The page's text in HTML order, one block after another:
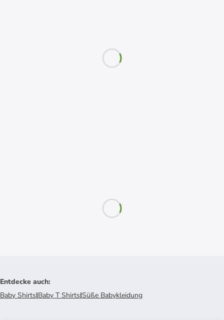
Entdecke auch:
Baby Shirts|Baby T Shirts|Süße Babykleidung